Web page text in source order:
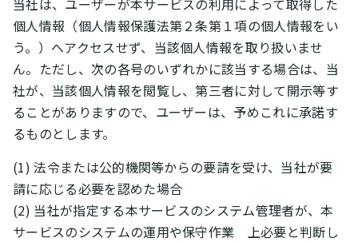
当社は、ユーザーが本サービスの利用によって取得した
個人情報（個人情報保護法第２条第１項の個人情報をい
う。）へアクセスせず、当該個人情報を取り扱いませ
ん。ただし、次の各号のいずれかに該当する場合は、当
社が、当該個人情報を閲覧し、第三者に対して開示等す
ることがありますので、ユーザーは、予めこれに承諾す
るものとします。
(1) 法令または公的機関等からの要請を受け、当社が要
請に応じる必要を認めた場合
(2) 当社が指定する本サービスのシステム管理者が、本
サービスのシステムの運用や保守作業 上必要と判断し